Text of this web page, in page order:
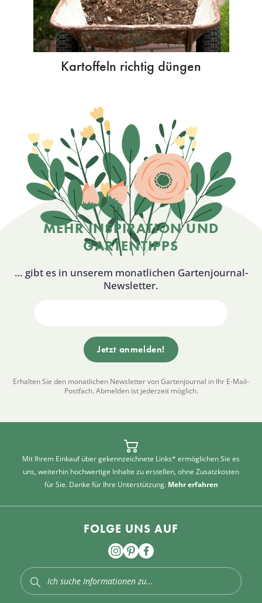
Kartoffeln richtig düngen
MEHR INSPIRATION UND
GARTENTIPPS
… gibt es in unserem monatlichen Gartenjournal-
Newsletter.
Erhalten Sie den monatlichen Newsletter von Gartenjournal in Ihr E-Mail-
Postfach. Abmelden ist jederzeit möglich.
Mit Ihrem Einkauf über gekennzeichnete Links* ermöglichen Sie es
uns, weiterhin hochwertige Inhalte zu erstellen, ohne Zusatzkosten
für Sie. Danke für Ihre Unterstützung. Mehr erfahren
FOLGE UNS AUF